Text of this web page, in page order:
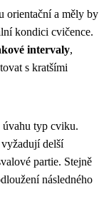
orientační a měly by
kondici cvičence.
intervaly,
s kratšími
úvahu typ cviku.
delší
partie. Stejně
následného